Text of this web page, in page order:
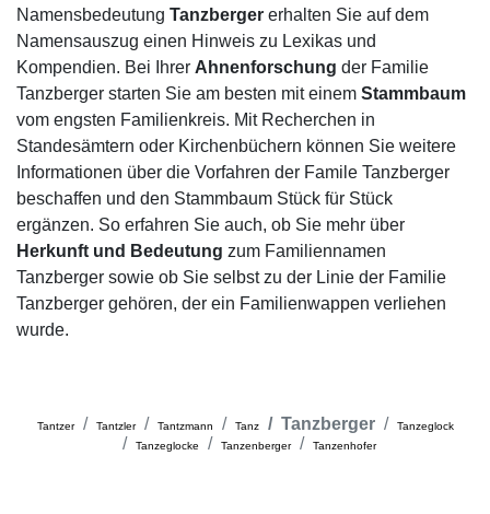
Namensbedeutung Tanzberger erhalten Sie auf dem
Namensauszug einen Hinweis zu Lexikas und
Kompendien. Bei Ihrer Ahnenforschung der Familie
Tanzberger starten Sie am besten mit einem Stammbaum
vom engsten Familienkreis. Mit Recherchen in
Standesämtern oder Kirchenbüchern können Sie weitere
Informationen über die Vorfahren der Famile Tanzberger
beschaffen und den Stammbaum Stück für Stück
ergänzen. So erfahren Sie auch, ob Sie mehr über
Herkunft und Bedeutung zum Familiennamen
Tanzberger sowie ob Sie selbst zu der Linie der Familie
Tanzberger gehören, der ein Familienwappen verliehen
wurde.
Tantzer Tantzler Tantzmann Tanz Tanzberger
Tanzeglock
Tanzeglocke
Tanzenberger Tanzenhofer